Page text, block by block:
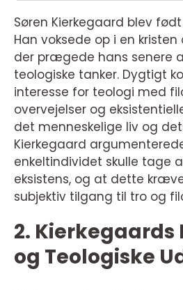
Søren Kierkegaard blev født
Han voksede op i en
der prægede hans senere
teologiske tanker. Dygtigt
interesse for teologi med
overvejelser og
det menneskelige liv og
Kierkegaard
enkeltindividet skulle tage
eksistens, og at dette
subjektiv tilgang til tro og
2. Kierkegaards
og Teologiske